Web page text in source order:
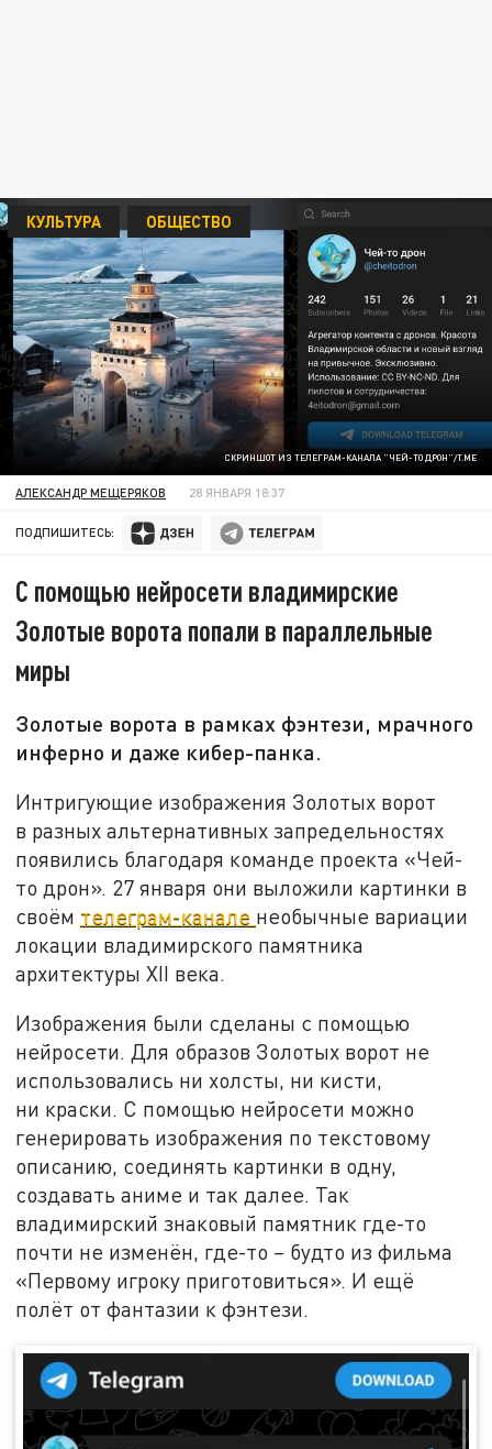
СКРИНШОТ ИЗ ТЕЛЕГРАМ-КАНАЛА "ЧЕЙ-ТО ДРОН"/T.ME
КУЛЬТУРА ОБЩЕСТВО
АЛЕКСАНДР МЕЩЕРЯКОВ 28 ЯНВАРЯ 18:37
ПОДПИШИТЕСЬ:
С помощью нейросети владимирские
Золотые ворота попали в параллельные
миры
Золотые ворота в рамках фэнтези, мрачного
инферно и даже кибер-панка.
Интригующие изображения Золотых ворот
в разных альтернативных запредельностях
появились благодаря команде проекта «Чей-
то дрон». 27 января они выложили картинки в
своём телеграм-канале необычные вариации
локации владимирского памятника
архитектуры XII века.
Изображения были сделаны с помощью
нейросети. Для образов Золотых ворот не
использовались ни холсты, ни кисти,
ни краски. С помощью нейросети можно
генерировать изображения по текстовому
описанию, соединять картинки в одну,
создавать аниме и так далее. Так
владимирский знаковый памятник где-то
почти не изменён, где-то – будто из фильма
«Первому игроку приготовиться». И ещё
полёт от фантазии к фэнтези.